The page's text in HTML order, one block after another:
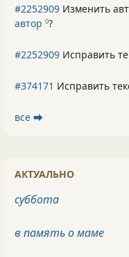
#2252909 Изменить
автор 0?
#2252909 Исправить
#374171 Исправить
все ⮕
АКТУАЛЬНО
суббота
в память о маме